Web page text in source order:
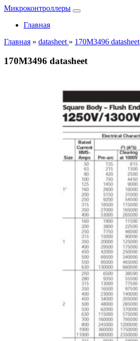
Микроконтроллеры
Главная
Главная » datasheet » 170M3496 datasheet
170M3496 datasheet